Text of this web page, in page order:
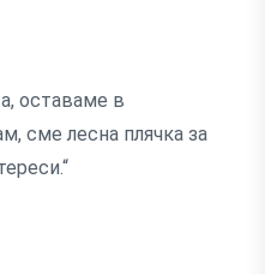
оставаме в
сме лесна плячка за